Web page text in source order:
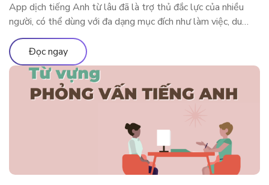
App dịch tiếng Anh từ lâu đã là trợ thủ đắc lực của nhiều
người, có thể dùng với đa dạng mục đích như làm việc, du
lịch, học tập,… Cùng tìm hiểu 20 app dịch tiếng Anh tiện lợi
và phổ biến nhất tại đây nhé. Ưu nhược điểm của việc sử
dụng app […]
Đọc ngay